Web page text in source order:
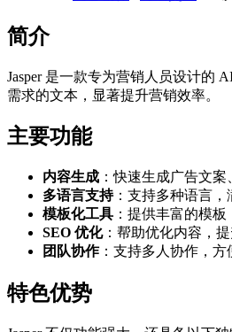
简介
Jasper 是一款专为营销人员设计的
需求的文本，显著提升营销效率。
主要功能
内容生成 ：快速生成广告文
多语言支持：支持多种语言，
模板化工具 ：提供丰富的模
SEO 优化：帮助优化内容，提
团队协作：支持多人协作，方
特色优势